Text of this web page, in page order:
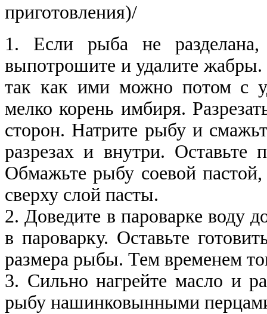
приготовления)/
1. Если рыба не разделана,
выпотрошите и удалите
так как ими можно потом с
мелко корень имбиря.
сторон. Натрите рыбу и
разрезах и внутри. Оставьте
Обмажьте рыбу соевой
сверху слой пасты.
2. Доведите в пароварке воду
в пароварку. Оставьте
размера рыбы. Тем временем
3. Сильно нагрейте масло и
рыбу нашинковынными